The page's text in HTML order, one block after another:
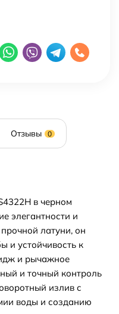
Отзывы 0
в черном
элегантности и
латуни, он
и устойчивость к
и рычажное
и точный контроль
излив с
воды и созданию